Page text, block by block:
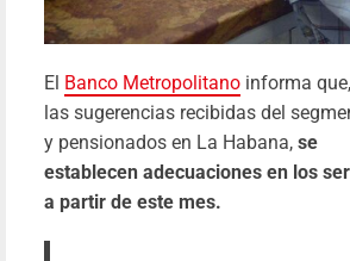
El Banco Metropolitano informa
las sugerencias recibidas del
y pensionados en La Habana, se
establecen adecuaciones en los
a partir de este mes.